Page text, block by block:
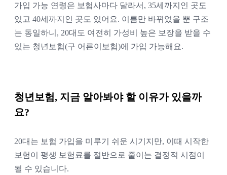
가입 가능 연령은 보험사마다 달라서, 35세까지인 곳도
있고 40세까지인 곳도 있어요. 이름만 바뀌었을 뿐 구조
는 동일하니, 20대도 여전히 가성비 높은 보장을 받을 수
있는 청년보험(구 어른이보험)에 가입 가능해요.
청년보험, 지금 알아봐야 할 이유가 있을까
요?
20대는 보험 가입을 미루기 쉬운 시기지만, 이때 시작한
보험이 평생 보험료를 절반으로 줄이는 결정적 시점이
될 수 있습니다.